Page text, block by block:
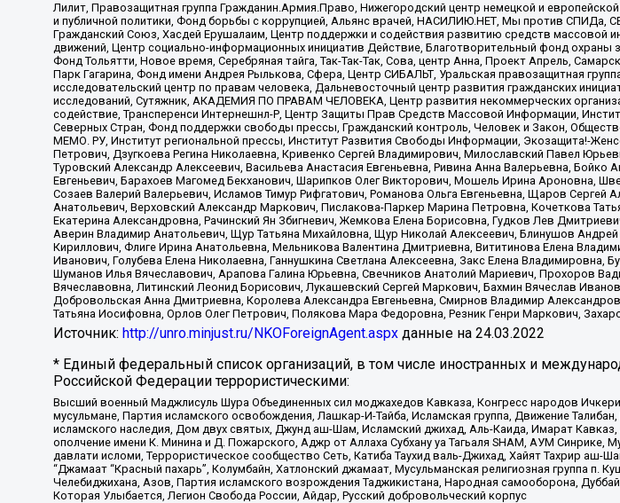
Лилит, Правозащитная группа Гражданин.Армия.Право, Нижегородский центр немецкой и
и публичной политики, Фонд борьбы с коррупцией, Альянс врачей, НАСИЛИЮ.НЕТ, Мы против СПИДа,
Гражданский Союз, Хасдей Ерушалаим, Центр поддержки и содействия развитию средств массовой
движений, Центр социально-информационных инициатив Действие, Благотворительный фонд
Фонд Тольятти, Новое время, Серебряная тайга, Так-Так-Так, Сова, центр Анна, Проект Апрель,
Парк Гагарина, Фонд имени Андрея Рылькова, Сфера, Центр СИБАЛЬТ, Уральская правозащитная
исследовательский центр по правам человека, Дальневосточный центр развития гражданских
исследований, Сутяжник, АКАДЕМИЯ ПО ПРАВАМ ЧЕЛОВЕКА, Центр развития некоммерческих
содействие, Трансперенси Интернешнл-Р, Центр Защиты Прав Средств Массовой Информации,
Северных Стран, Фонд поддержки свободы прессы, Гражданский контроль, Человек и Закон,
МЕМО. РУ, Институт региональной прессы, Институт Развития Свободы Информации, Экозащита!-
Петрович, Дзугкоева Регина Николаевна, Кривенко Сергей Владимирович, Милославский Павел
Туровский Александр Алексеевич, Васильева Анастасия Евгеньевна, Ривина Анна Валерьевна,
Евгеньевич, Барахоев Магомед Бекханович, Шарипков Олег Викторович, Мошель Ирина Ароновна,
Созаев Валерий Валерьевич, Исламов Тимур Рифгатович, Романова Ольга Евгеньевна, Щаров
Анатольевич, Верховский Александр Маркович, Пислакова-Паркер Марина Петровна, Кочеткова
Екатерина Александровна, Рачинский Ян Збигневич, Жемкова Елена Борисовна, Гудков Лев
Аверин Владимир Анатольевич, Щур Татьяна Михайловна, Щур Николай Алексеевич, Блинушов
Кириллович, Флиге Ирина Анатольевна, Мельникова Валентина Дмитриевна, Вититинова Елена
Иванович, Голубева Елена Николаевна, Ганнушкина Светлана Алексеевна, Закс Елена
Шуманов Илья Вячеславович, Арапова Галина Юрьевна, Свечников Анатолий Мариевич, Прохоров
Вячеславовна, Литинский Леонид Борисович, Лукашевский Сергей Маркович, Бахмин Вячеслав
Добровольская Анна Дмитриевна, Королева Александра Евгеньевна, Смирнов Владимир
Татьяна Иосифовна, Орлов Олег Петрович, Полякова Мара Федоровна, Резник Генри Маркович,
Источник: http://unro.minjust.ru/NKOForeignAgent.aspx данные на 24.03.2022
* Единый федеральный список организаций, в том числе иностранных и
Российской Федерации террористическими:
Высший военный Маджлисуль Шура Объединенных сил моджахедов Кавказа, Конгресс народов
мусульмане, Партия исламского освобождения, Лашкар-И-Тайба, Исламская группа, Движение
исламского наследия, Дом двух святых, Джунд аш-Шам, Исламский джихад, Аль-Каида, Имарат
ополчение имени К. Минина и Д. Пожарского, Аджр от Аллаха Субхану уа Тагьаля SHAM, АУМ
давлати исломи, Террористическое сообщество Сеть, Катиба Таухид валь-Джихад, Хайят Тахрир аш-
“Джамаат “Красный пахарь”, Колумбайн, Хатлонский джамаат, Мусульманская религиозная группа п.
Челебиджихана, Азов, Партия исламского возрождения Таджикистана, Народная самооборона,
Которая Улыбается, Легион Свобода России, Айдар, Русский добровольческий корпус